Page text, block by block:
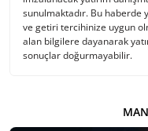
sunulmaktadır. Bu
ve getiri tercihinize uygun
alan bilgilere dayanarak
sonuçlar doğurmayabilir.